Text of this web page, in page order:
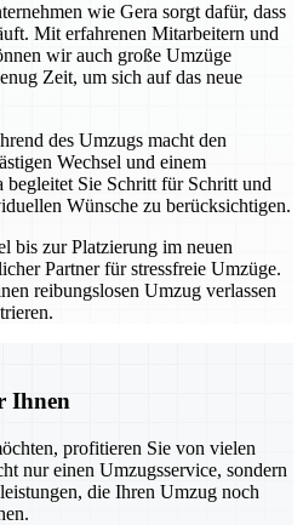
wie Gera sorgt dafür, dass
Mit erfahrenen Mitarbeitern und
wir auch große Umzüge
Zeit, um sich auf das neue
des Umzugs macht den
Wechsel und einem
begleitet Sie Schritt für Schritt und
Wünsche zu berücksichtigen.
bis zur Platzierung im neuen
Partner für stressfreie Umzüge.
reibungslosen Umzug verlassen
Ihnen
profitieren Sie von vielen
nur einen Umzugsservice, sondern
die Ihren Umzug noch